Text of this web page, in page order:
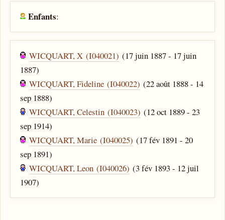
Enfants:
WICQUART, X (I040021) (17 juin 1887 - 17 juin
1887)
WICQUART, Fideline (I040022) (22 août 1888 - 14
sep 1888)
WICQUART, Celestin (I040023) (12 oct 1889 - 23
sep 1914)
WICQUART, Marie (I040025) (17 fév 1891 - 20
sep 1891)
WICQUART, Leon (I040026) (3 fév 1893 - 12 juil
1907)